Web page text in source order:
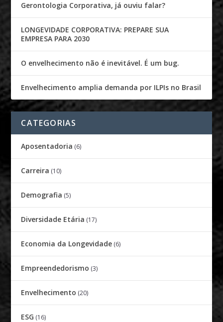
Gerontologia Corporativa, já ouviu falar?
LONGEVIDADE CORPORATIVA: PREPARE SUA
EMPRESA PARA 2030
O envelhecimento não é inevitável. É um bug.
Envelhecimento amplia demanda por ILPIs no Brasil
CATEGORIAS
Aposentadoria (6)
Carreira (10)
Demografia (5)
Diversidade Etária (17)
Economia da Longevidade (6)
Empreendedorismo (3)
Envelhecimento (20)
ESG (16)